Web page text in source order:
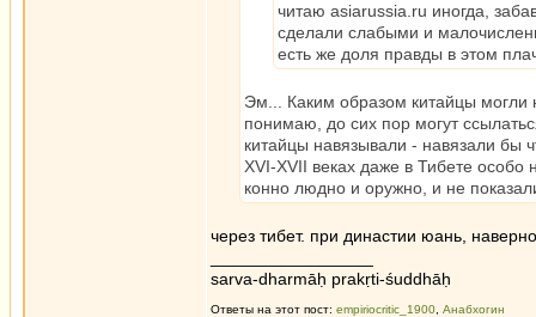
читаю asiarussia.ru иногда,
сделали слабыми и
есть же доля правды в этом
Эм... Каким образом китайцы могли
понимаю, до сих пор могут
китайцы навязывали - навязали бы
XVI-XVII веках даже в Тибете
конно людно и оружно, и не
через тибет. при династии юань,
sarva-dharmāḥ prakṛti-śuddhāḥ
Ответы на этот пост: empiriocritic_1900 Анабхогин